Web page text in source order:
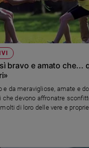
bravo e amato che...
e da meravigliose, amate e
devono affronatre
di loro delle vere e